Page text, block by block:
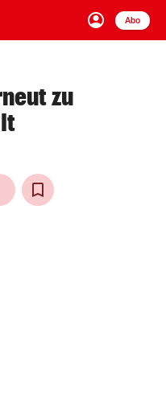
account_circle
Anmelden
Abo
close Schließen
arrow_right
zu